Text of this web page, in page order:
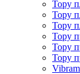
Topy
Topy
Topy
Topy
Topy
Topy
Vibram